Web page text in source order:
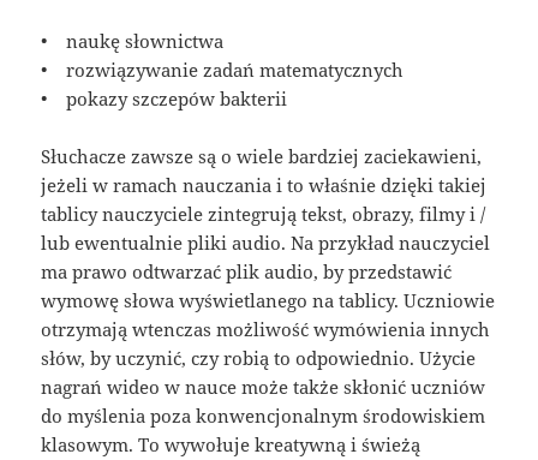
• naukę słownictwa
• rozwiązywanie zadań matematycznych
• pokazy szczepów bakterii
Słuchacze zawsze są o wiele bardziej zaciekawieni,
jeżeli w ramach nauczania i to właśnie dzięki takiej
tablicy nauczyciele zintegrują tekst, obrazy, filmy i /
lub ewentualnie pliki audio. Na przykład nauczyciel
ma prawo odtwarzać plik audio, by przedstawić
wymowę słowa wyświetlanego na tablicy. Uczniowie
otrzymają wtenczas możliwość wymówienia innych
słów, by uczynić, czy robią to odpowiednio. Użycie
nagrań wideo w nauce może także skłonić uczniów
do myślenia poza konwencjonalnym środowiskiem
klasowym. To wywołuje kreatywną i świeżą